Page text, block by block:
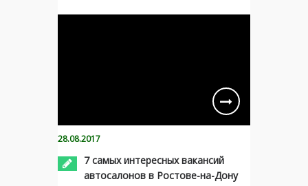
28.08.2017
7 самых интересных вакансий
автосалонов в Ростове-на-Дону